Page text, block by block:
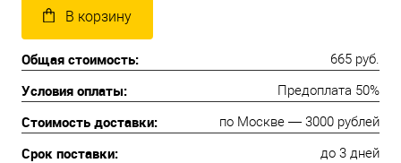
В корзину
Общая стоимость: 665 руб.
Условия оплаты: Предоплата 50%
Стоимость доставки: по Москве — 3000 рублей
Срок поставки: до 3 дней